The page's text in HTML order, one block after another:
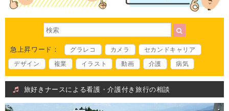
急上昇ワード： グラレコ カメラ
セカンドキャリア
デザイン
複業 イラスト 動画 介護 病気
旅好きナースによる看護・介護付き旅行の相談